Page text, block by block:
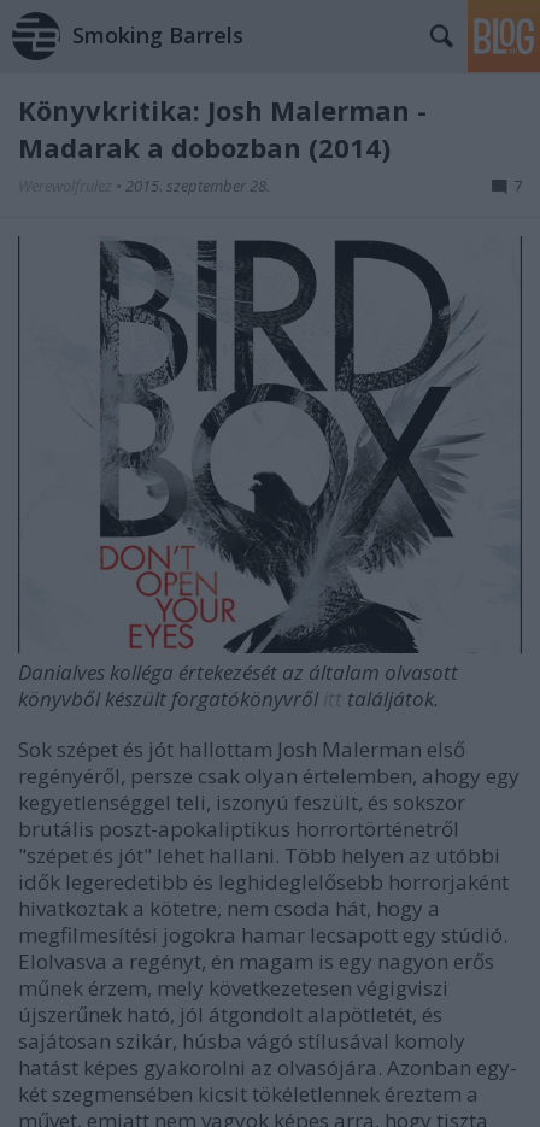
Smoking Barrels
Könyvkritika: Josh Malerman -
Madarak a dobozban (2014)
• 2015. szeptember 28. 7
Danialves kolléga értekezését az általam olvasott
könyvből készült forgatókönyvről
találjátok.
Sok szépet és jót hallottam Josh Malerman első
regényéről, persze csak olyan értelemben, ahogy egy
kegyetlenséggel teli, iszonyú feszült, és sokszor
brutális poszt-apokaliptikus horrortörténetről
"szépet és jót" lehet hallani. Több helyen az utóbbi
idők legeredetibb és leghideglelősebb horrorjaként
hivatkoztak a kötetre, nem csoda hát, hogy a
megfilmesítési jogokra hamar lecsapott egy stúdió.
Elolvasva a regényt, én magam is egy nagyon erős
műnek érzem, mely következetesen végigviszi
újszerűnek ható, jól átgondolt alapötletét, és
sajátosan szikár, húsba vágó stílusával komoly
hatást képes gyakorolni az olvasójára. Azonban egy-
két szegmensében kicsit tökéletlennek éreztem a
művet, emiatt nem vagyok képes arra, hogy tiszta